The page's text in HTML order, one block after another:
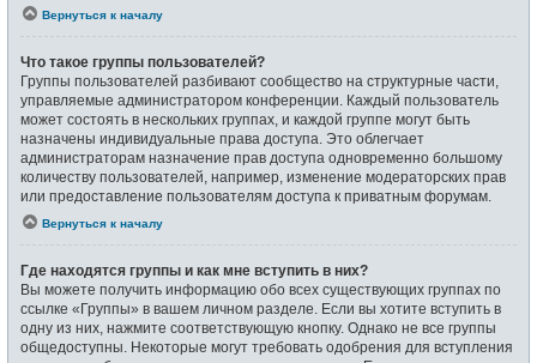
Вернуться к началу
Что такое группы пользователей?
Группы пользователей разбивают сообщество на структурные части,
управляемые администратором конференции. Каждый пользователь
может состоять в нескольких группах, и каждой группе могут быть
назначены индивидуальные права доступа. Это облегчает
администраторам назначение прав доступа одновременно большому
количеству пользователей, например, изменение модераторских прав
или предоставление пользователям доступа к приватным форумам.
Вернуться к началу
Где находятся группы и как мне вступить в них?
Вы можете получить информацию обо всех существующих группах по
ссылке «Группы» в вашем личном разделе. Если вы хотите вступить в
одну из них, нажмите соответствующую кнопку. Однако не все группы
общедоступны. Некоторые могут требовать одобрения для вступления